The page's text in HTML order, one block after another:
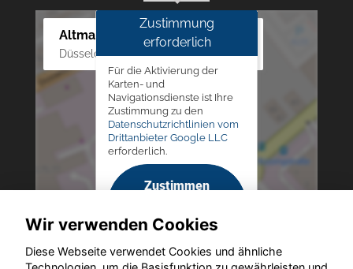
Altmann Autoland
Düsseldorfer Str. 69 - 79, 42781 Haan
Zustimmung
erforderlich
Für die Aktivierung der
Karten- und
Navigationsdienste ist Ihre
Zustimmung zu den
Datenschutzrichtlinien vom
Drittanbieter Google LLC
erforderlich.
Zustimmen
aktivieren
Wir verwenden Cookies
Diese Webseite verwendet Cookies und ähnliche